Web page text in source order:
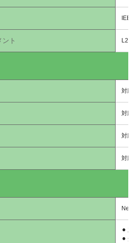
IEEE
ト L2-
対応
対応
対応
対応
⚫︎
⚫︎ 集